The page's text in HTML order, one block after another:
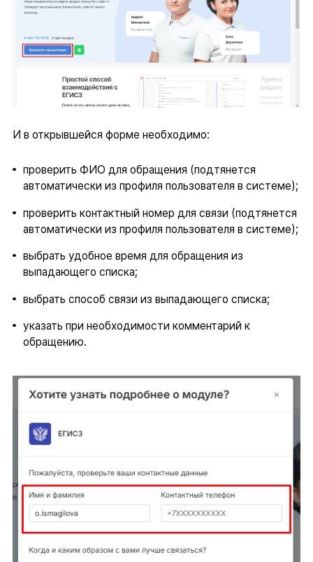
И в открывшейся форме необходимо:
проверить ФИО для обращения (подтянется
автоматически из профиля пользователя в системе);
проверить контактный номер для связи (подтянется
автоматически из профиля пользователя в системе);
выбрать удобное время для обращения из
выпадающего списка;
выбрать способ связи из выпадающего списка;
указать при необходимости комментарий к
обращению.